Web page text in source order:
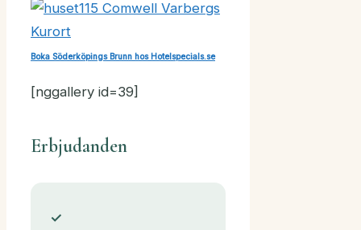
Boka Söderköpings Brunn hos Hotelspecials.se
[nggallery id=39]
Erbjudanden